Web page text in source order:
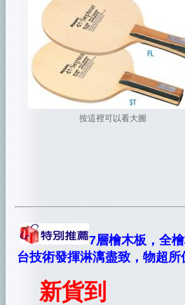
按這裡可以看大圖
7層檜木板，全
台技術發揮淋漓盡致，物超
新貨到